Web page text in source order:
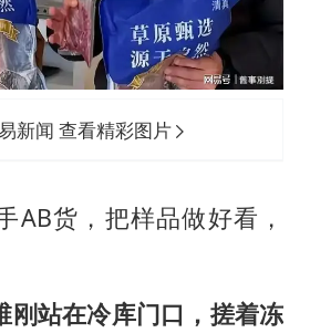
新闻 查看精彩图片
AB货，把样品做好看，
刚站在冷库门口，搓着冻